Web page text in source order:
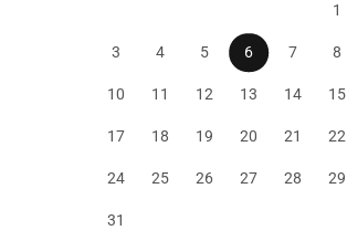
1
3 4 5 6 7 8
10 11 12 13 14 15
17 18 19 20 21 22
24 25 26 27 28 29
31